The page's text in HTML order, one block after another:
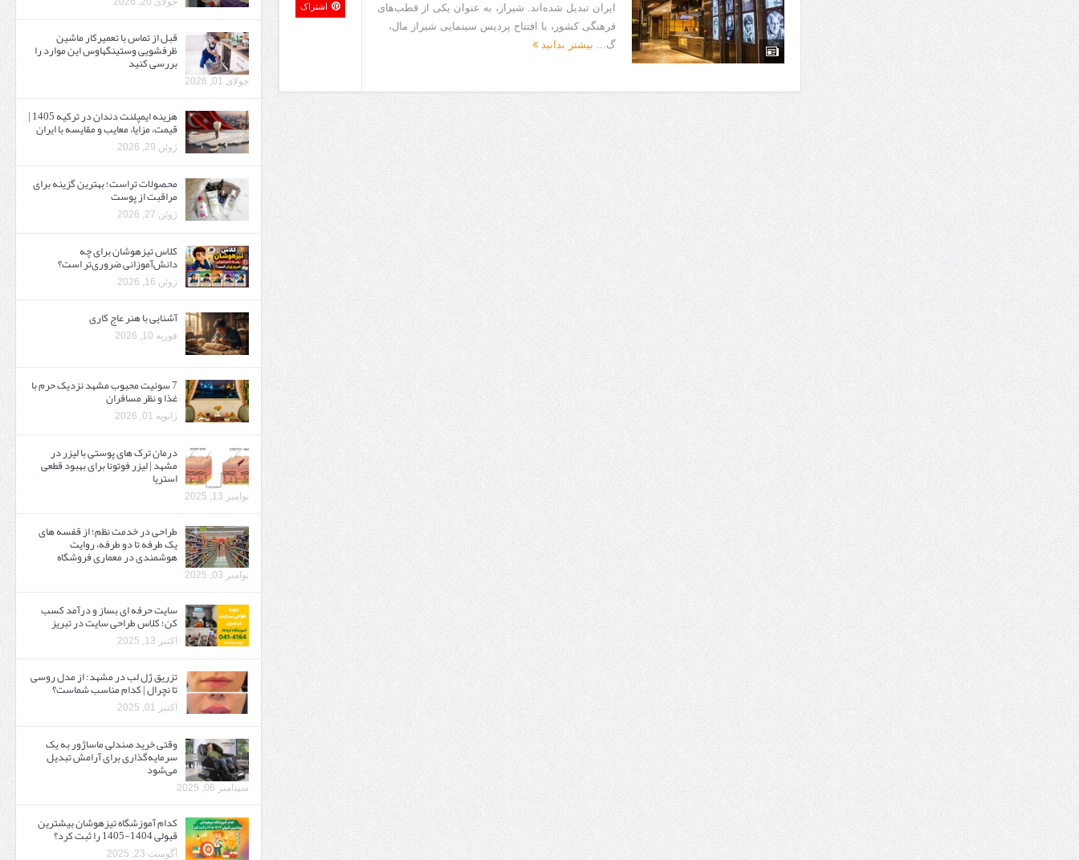
7 سوئیت محبوب مشهد نزدیک حرم با غذا و نظر مسافران
درمان ترک های پوستی با لیزر در مشهد | لیزر فوتونا برای بهبود قطعی استریا
طراحی در خدمت نظم؛ از قفسه ‌های یک‌ طرفه تا دو طرفه، روایت هوشمندی در معماری فروشگاه
ایران تبدیل شده‌اند. شیراز، به عنوان یکی از قطب‌های
فرهنگی کشور، با افتتاح پردیس سینمایی شیراز مال،
گ... بیشتر بدانید
اشتراک
قبل از تماس با تعمیرکار ماشین
ظرفشویی وستینگهاوس این موارد را
بررسی کنید
جولای 01, 2026
هزینه ایمپلنت دندان در ترکیه 1405 |
قیمت، مزایا، معایب و مقایسه با ایران
ژوئن 29, 2026
محصولات تراست؛ بهترین گزینه برای
مراقبت از پوست
ژوئن 27, 2026
کلاس تیزهوشان برای چه
دانش‌آموزانی ضروری‌تر است؟
ژوئن 16, 2026
آشنایی با هنر عاج کاری
فوریه 10, 2026
7 سوئیت محبوب مشهد نزدیک حرم با
غذا و نظر مسافران
ژانویه 01, 2026
درمان ترک های پوستی با لیزر در
مشهد | لیزر فوتونا برای بهبود قطعی
استریا
نوامبر 13, 2025
طراحی در خدمت نظم؛ از قفسه ‌های
یک‌ طرفه تا دو طرفه، روایت
هوشمندی در معماری فروشگاه
نوامبر 03, 2025
سایت حرفه ‌ای بساز و درآمد کسب
کن؛ کلاس طراحی سایت در تبریز
اکتبر 13, 2025
تزریق ژل لب در مشهد: از مدل روسی
تا نچرال | کدام مناسب شماست؟
اکتبر 01, 2025
وقتی خرید صندلی ماساژور به یک
سرمایه‌گذاری برای آرامش تبدیل
می‌شود
سپتامبر 06, 2025
کدام آموزشگاه تیزهوشان بیشترین
قبولی 1404-1405 را ثبت کرد؟
آگوست 23, 2025